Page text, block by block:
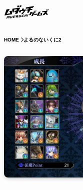
HOME よるのないくに2